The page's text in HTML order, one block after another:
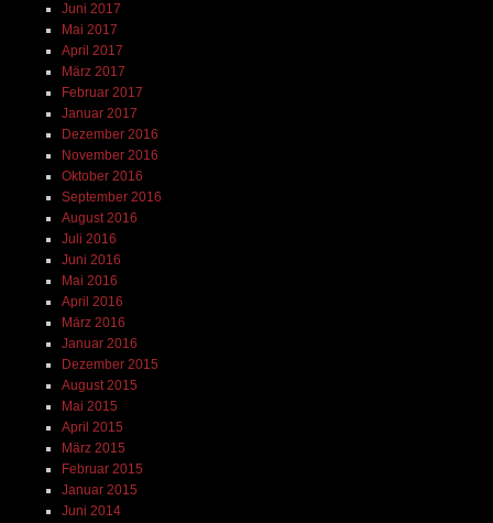
Juni 2017
Mai 2017
April 2017
März 2017
Februar 2017
Januar 2017
Dezember 2016
November 2016
Oktober 2016
September 2016
August 2016
Juli 2016
Juni 2016
Mai 2016
April 2016
März 2016
Januar 2016
Dezember 2015
August 2015
Mai 2015
April 2015
März 2015
Februar 2015
Januar 2015
Juni 2014